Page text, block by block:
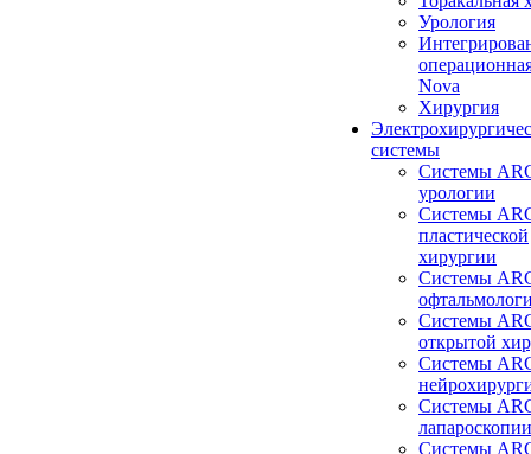
Урология
Nova
Хирургия
системы
Системы
урологии
Системы
пластической
хирургии
Системы
Системы
открытой
Системы
Системы
лапароскопии
Системы